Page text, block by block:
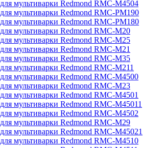
мультиварки Redmond RMC-M4504
мультиварки Redmond RMC-PM190
мультиварки Redmond RMC-PM180
мультиварки Redmond RMC-M20
мультиварки Redmond RMC-M25
мультиварки Redmond RMC-M21
мультиварки Redmond RMC-M35
мультиварки Redmond RMC-M211
мультиварки Redmond RMC-M4500
мультиварки Redmond RMC-M23
мультиварки Redmond RMC-M4501
мультиварки Redmond RMC-M45011
мультиварки Redmond RMC-M4502
мультиварки Redmond RMC-M29
мультиварки Redmond RMC-M45021
мультиварки Redmond RMC-M4510